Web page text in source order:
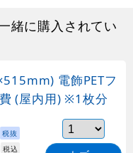
緒に購入されてい
電飾PETフ
(屋内用) ※1枚分
税抜
税込